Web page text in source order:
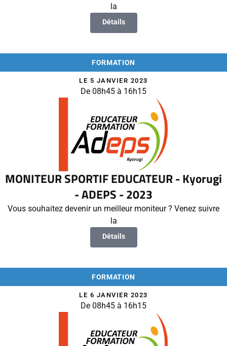
la
Détails
FORMATION
LE 5 JANVIER 2023
De 08h45 à 16h15
MONITEUR SPORTIF EDUCATEUR - Kyorugi
- ADEPS - 2023
Vous souhaitez devenir un meilleur moniteur ? Venez suivre
la
Détails
FORMATION
LE 6 JANVIER 2023
De 08h45 à 16h15